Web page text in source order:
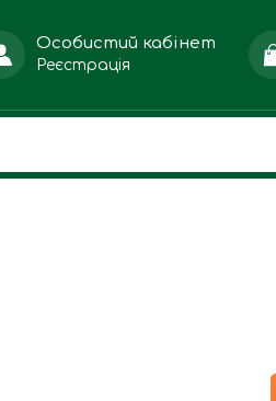
Особистий кабінет
Реєстрація